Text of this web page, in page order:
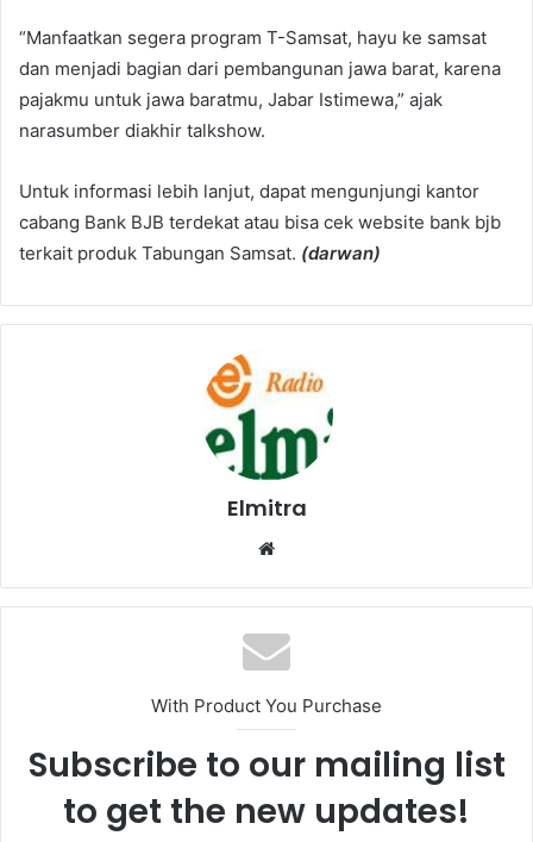
“Manfaatkan segera program T-Samsat, hayu ke samsat
dan menjadi bagian dari pembangunan jawa barat, karena
pajakmu untuk jawa baratmu, Jabar Istimewa,” ajak
narasumber diakhir talkshow.
Untuk informasi lebih lanjut, dapat mengunjungi kantor
cabang Bank BJB terdekat atau bisa cek website bank bjb
terkait produk Tabungan Samsat. (darwan)
Elmitra
Website
With Product You Purchase
Subscribe to our mailing list
to get the new updates!